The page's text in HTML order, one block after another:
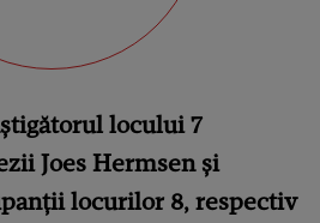
locului 7
Joes Hermsen și
locurilor 8, respectiv